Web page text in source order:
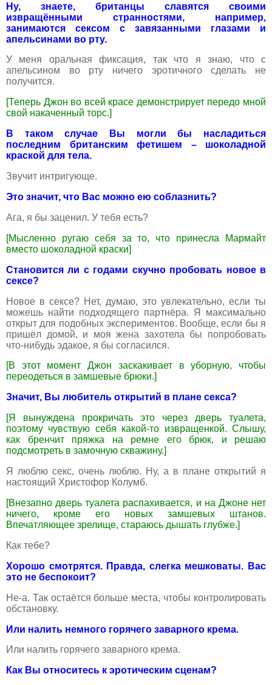
Ну, знаете, британцы славятся своими
извращёнными странностями, например,
занимаются сексом с завязанными глазами и
апельсинами во рту.
У меня оральная фиксация, так что я знаю, что с
апельсином во рту ничего эротичного сделать не
получится.
[Теперь Джон во всей красе демонстрирует передо мной
свой накаченный торс.]
В таком случае Вы могли бы насладиться
последним британским фетишем – шоколадной
краской для тела.
Звучит интригующе.
Это значит, что Вас можно ею соблазнить?
Ага, я бы заценил. У тебя есть?
[Мысленно ругаю себя за то, что принесла Мармайт
вместо шоколадной краски]
Становится ли с годами скучно пробовать новое в
сексе?
Новое в сексе? Нет, думаю, это увлекательно, если ты
можешь найти подходящего партнёра. Я максимально
открыт для подобных экспериментов. Вообще, если бы я
пришёл домой, и моя жена захотела бы попробовать
что-нибудь эдакое, я бы согласился.
[В этот момент Джон заскакивает в уборную, чтобы
переодеться в замшевые брюки.]
Значит, Вы любитель открытий в плане секса?
[Я вынуждена прокричать это через дверь туалета,
поэтому чувствую себя какой-то извращенкой. Слышу,
как бренчит пряжка на ремне его брюк, и решаю
подсмотреть в замочную скважину.]
Я люблю секс, очень люблю. Ну, а в плане открытий я
настоящий Христофор Колумб.
[Внезапно дверь туалета распахивается, и на Джоне нет
ничего, кроме его новых замшевых штанов.
Впечатляющее зрелище, стараюсь дышать глубже.]
Как тебе?
Хорошо смотрятся. Правда, слегка мешковаты. Вас
это не беспокоит?
Не-а. Так остаётся больше места, чтобы контролировать
обстановку.
Или налить немного горячего заварного крема.
Или налить горячего заварного крема.
Как Вы относитесь к эротическим сценам?